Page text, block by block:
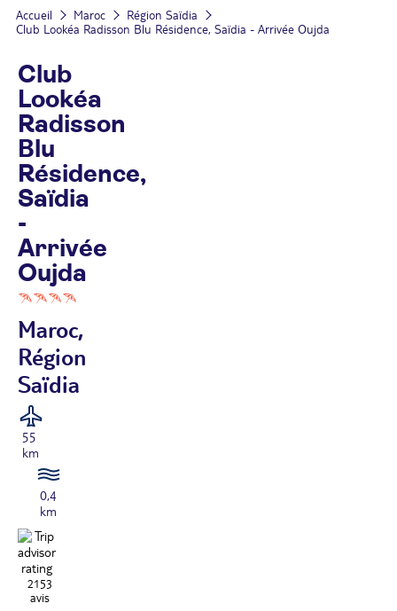
Accueil Maroc
Région Saïdia
Club Lookéa Radisson Blu Résidence, Saïdia - Arrivée Oujda
Club
Lookéa
Radisson
Blu
Résidence,
Saïdia
-
Arrivée
Oujda
Maroc,
Région
Saïdia
55
km
0,4
km
2153
avis